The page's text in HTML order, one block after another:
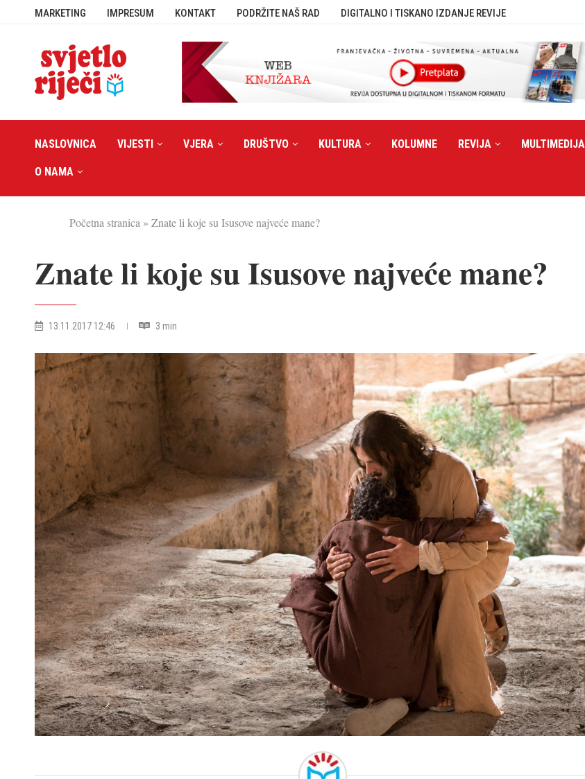
MARKETING IMPRESUM KONTAKT PODRŽITE NAŠ RAD DIGITALNO I TISKANO IZDANJE REVIJE
NASLOVNICA VIJESTI VJERA DRUŠTVO KULTURA KOLUMNE REVIJA MULTIMEDIJA
O NAMA
Početna stranica » Znate li koje su Isusove najveće mane?
Znate li koje su Isusove najveće mane?
13.11.2017 12:46 3 min